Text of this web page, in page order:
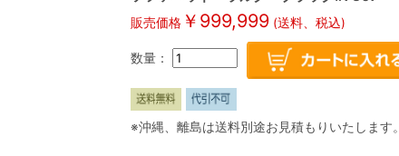
販売価格￥ 999,999(送料、税込)
数量：
※沖縄、離島は送料別途お見積もりいたします。